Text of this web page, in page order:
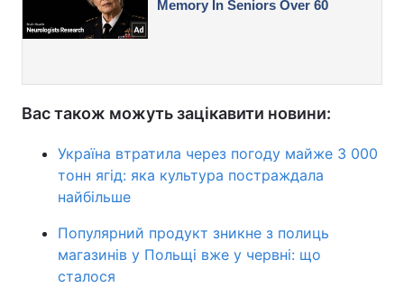
Вас також можуть зацікавити новини:
Україна втратила через погоду майже 3 000
тонн ягід: яка культура постраждала
найбільше
Популярний продукт зникне з полиць
магазинів у Польщі вже у червні: що
сталося